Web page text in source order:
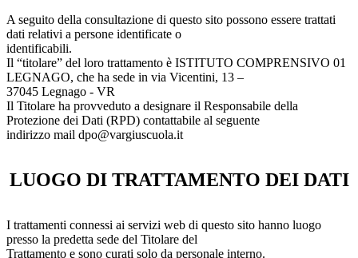
A seguito della consultazione di questo sito possono essere trattati
dati relativi a persone identificate o
identificabili.
Il “titolare” del loro trattamento è ISTITUTO COMPRENSIVO 01
LEGNAGO, che ha sede in via Vicentini, 13 –
37045 Legnago - VR
Il Titolare ha provveduto a designare il Responsabile della
Protezione dei Dati (RPD) contattabile al seguente
indirizzo mail dpo@vargiuscuola.it
LUOGO DI TRATTAMENTO DEI DATI
I trattamenti connessi ai servizi web di questo sito hanno luogo
presso la predetta sede del Titolare del
Trattamento e sono curati solo da personale interno.